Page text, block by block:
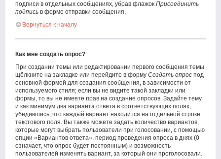
подписи в отдельных сообщениях, убрав флажокПрисоединить
подпись в форме отправки сообщения.
Вернуться к началу
Как мне создать опрос?
При создании темы или редактировании первого сообщения темы
щёлкните на закладке или перейдите в формуСоздать опрос под
основной формой для создания сообщения, в зависимости от
используемого стиля; если вы не видите такой закладки или
формы, то вы не имеете прав на создание опросов. Задайте тему
и как минимум два варианта ответа в соответствующих полях,
убедившись, что каждый вариант находится на отдельной строке
текстового поля. Вы также можете задать количество вариантов,
которые могут выбрать пользователи при голосовании, с помощью
опции «Вариантов ответа», период проведения опроса в днях (0
означает, что опрос будет постоянным) и возможность
пользователей изменять вариант, за который они проголосовали.